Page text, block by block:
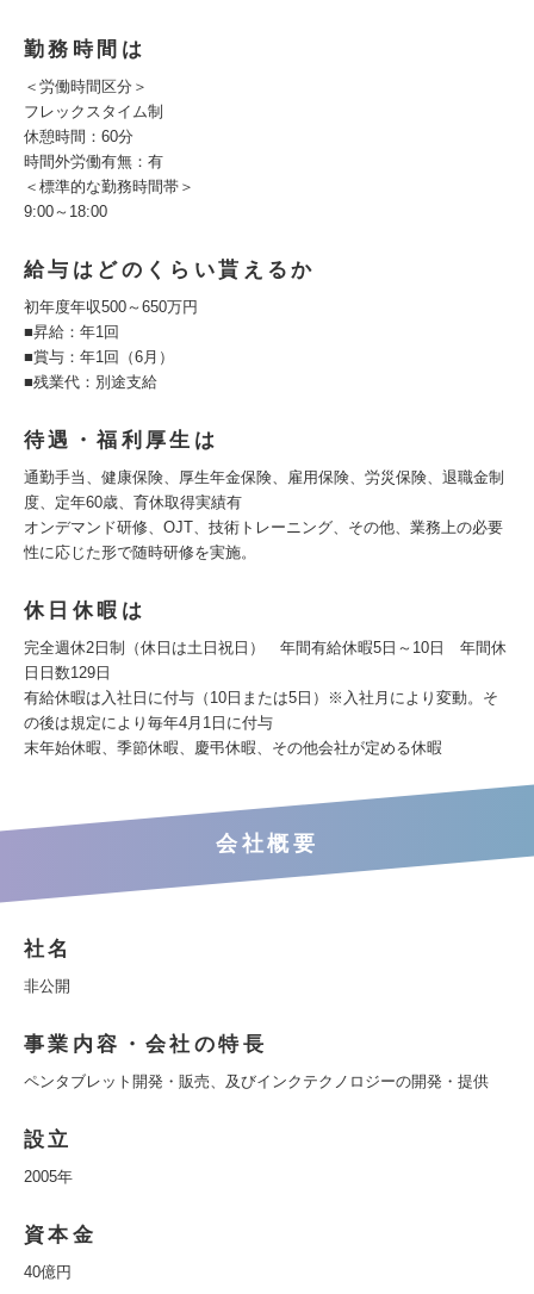
勤務時間は
＜労働時間区分＞
フレックスタイム制
休憩時間：60分
時間外労働有無：有
＜標準的な勤務時間帯＞
9:00～18:00
給与はどのくらい貰えるか
初年度年収500～650万円
■昇給：年1回
■賞与：年1回（6月）
■残業代：別途支給
待遇・福利厚生は
通勤手当、健康保険、厚生年金保険、雇用保険、労災保険、退職金制
度、定年60歳、育休取得実績有
オンデマンド研修、OJT、技術トレーニング、その他、業務上の必要
性に応じた形で随時研修を実施。
休日休暇は
完全週休2日制（休日は土日祝日） 年間有給休暇5日～10日 年間休
日日数129日
有給休暇は入社日に付与（10日または5日）※入社月により変動。そ
の後は規定により毎年4月1日に付与
末年始休暇、季節休暇、慶弔休暇、その他会社が定める休暇
会社概要
社名
非公開
事業内容・会社の特長
ペンタブレット開発・販売、及びインクテクノロジーの開発・提供
設立
2005年
資本金
40億円